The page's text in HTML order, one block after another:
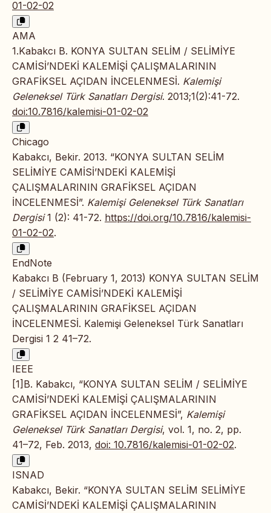
01-02-02
AMA
1.Kabakcı B. KONYA SULTAN SELİM / SELİMİYE
CAMİSİ’NDEKİ KALEMİŞİ ÇALIŞMALARININ
GRAFİKSEL AÇIDAN İNCELENMESİ. Kalemişi
Geleneksel Türk Sanatları Dergisi. 2013;1(2):41-72.
doi:10.7816/kalemisi-01-02-02
Chicago
Kabakcı, Bekir. 2013. “KONYA SULTAN SELİM
SELİMİYE CAMİSİ’NDEKİ KALEMİŞİ
ÇALIŞMALARININ GRAFİKSEL AÇIDAN
İNCELENMESİ”. Kalemişi Geleneksel Türk Sanatları
Dergisi1 (2): 41-72. https://doi.org/10.7816/kalemisi-
01-02-02.
EndNote
Kabakcı B (February 1, 2013) KONYA SULTAN SELİM
/ SELİMİYE CAMİSİ’NDEKİ KALEMİŞİ
ÇALIŞMALARININ GRAFİKSEL AÇIDAN
İNCELENMESİ. Kalemişi Geleneksel Türk Sanatları
Dergisi 1 2 41–72.
IEEE
[1]B. Kabakcı, “KONYA SULTAN SELİM / SELİMİYE
CAMİSİ’NDEKİ KALEMİŞİ ÇALIŞMALARININ
GRAFİKSEL AÇIDAN İNCELENMESİ”, Kalemişi
Geleneksel Türk Sanatları Dergisi, vol. 1, no. 2, pp.
41–72, Feb. 2013, doi: 10.7816/kalemisi-01-02-02.
ISNAD
Kabakcı, Bekir. “KONYA SULTAN SELİM SELİMİYE
CAMİSİ’NDEKİ KALEMİŞİ ÇALIŞMALARININ